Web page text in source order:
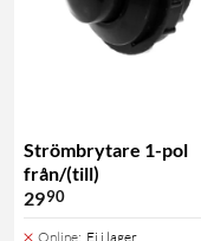
Strömbrytare 1-pol
från/(till)
2990
Online: Ej i lager